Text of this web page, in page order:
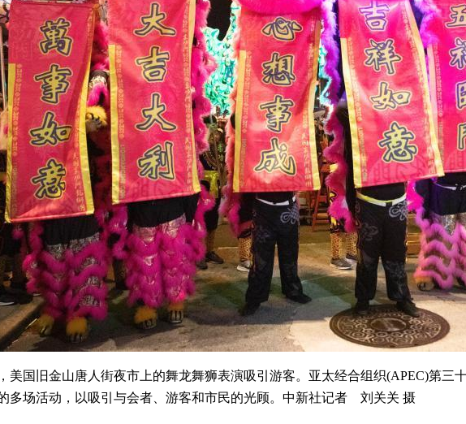
国旧金山唐人街夜市上的舞龙舞狮表演吸引游客。亚太经合组织(APEC)第三
多场活动，以吸引与会者、游客和市民的光顾。中新社记者 刘关关 摄